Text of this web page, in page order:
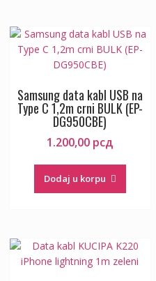
Samsung data kabl USB na
Type C 1,2m crni BULK (EP-
DG950CBE)
1.200,00 рсд
Dodaj u korpu